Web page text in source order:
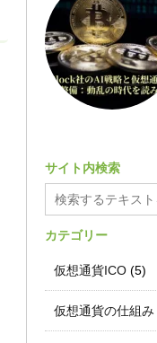
サイト内検索
カテゴリー
仮想通貨ICO (5)
仮想通貨の仕組み